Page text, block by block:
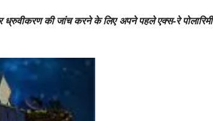
ध्रुवीकरण की जांच करने के लिए अपने पहले एक्स-रे